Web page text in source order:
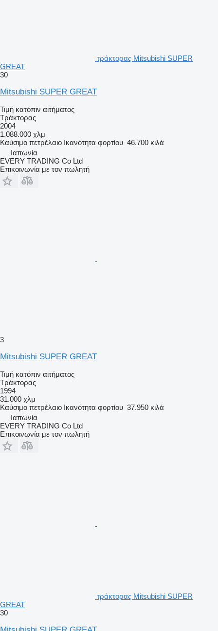
τράκτορας Mitsubishi SUPER
GREAT
30
Mitsubishi SUPER GREAT
Τιμή κατόπιν αιτήματος
Τράκτορας
2004
1.088.000 χλμ
Καύσιμο πετρέλαιο Ικανότητα φορτίου 46.700 κιλά
Ιαπωνία
EVERY TRADING Co Ltd
Επικοινωνία με τον πωλητή
3
Mitsubishi SUPER GREAT
Τιμή κατόπιν αιτήματος
Τράκτορας
1994
31.000 χλμ
Καύσιμο πετρέλαιο Ικανότητα φορτίου 37.950 κιλά
Ιαπωνία
EVERY TRADING Co Ltd
Επικοινωνία με τον πωλητή
τράκτορας Mitsubishi SUPER
GREAT
30